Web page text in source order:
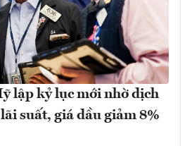
lập kỷ lục mới nhờ dịch
suất, giá dầu giảm 8%